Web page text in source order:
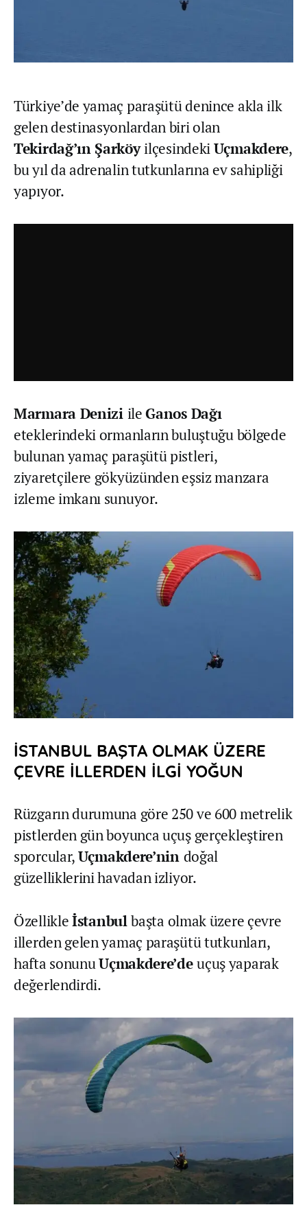
Türkiye’de yamaç paraşütü denince akla ilk
gelen destinasyonlardan biri olan
Tekirdağ’ın Şarköyilçesindeki Uçmakdere,
bu yıl da adrenalin tutkunlarına ev sahipliği
yapıyor.
Marmara Denizi ileGanos Dağı
eteklerindeki ormanların buluştuğu bölgede
bulunan yamaç paraşütü pistleri,
ziyaretçilere gökyüzünden eşsiz manzara
izleme imkanı sunuyor.
İSTANBUL BAŞTA OLMAK ÜZERE
ÇEVRE İLLERDEN İLGİ YOĞUN
Rüzgarın durumuna göre 250 ve 600 metrelik
pistlerden gün boyunca uçuş gerçekleştiren
sporcular,Uçmakdere’nin doğal
güzelliklerini havadan izliyor.
Özellikleİstanbulbaşta olmak üzere çevre
illerden gelen yamaç paraşütü tutkunları,
hafta sonunuUçmakdere’deuçuş yaparak
değerlendirdi.